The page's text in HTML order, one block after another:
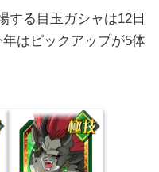
する目玉ガシャは12日
はピックアップが5体